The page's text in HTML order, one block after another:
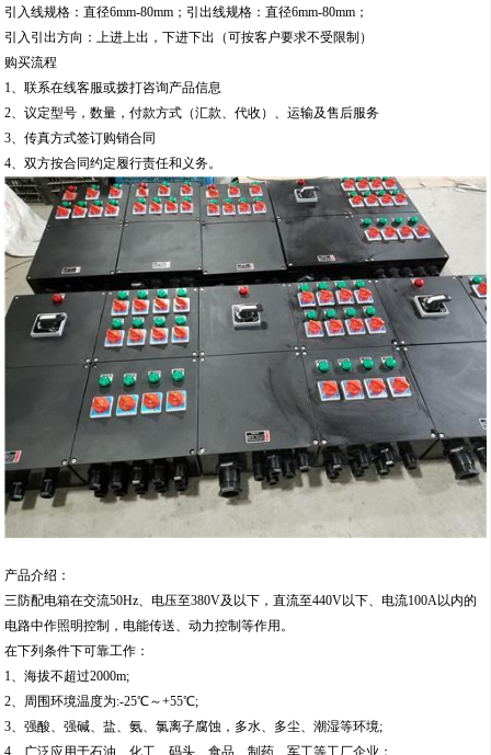
引入线规格：直径6mm-80mm；引出线规格：直径6mm-80mm；
引入引出方向：上进上出，下进下出（可按客户要求不受限制）
购买流程
1、联系在线客服或拨打咨询产品信息
2、议定型号，数量，付款方式（汇款、代收）、运输及售后服务
3、传真方式签订购销合同
4、双方按合同约定履行责任和义务。
产品介绍：
三防配电箱在交流50Hz、电压至380V及以下，直流至440V以下、电流100A以内的
电路中作照明控制，电能传送、动力控制等作用。
在下列条件下可靠工作：
1、海拔不超过2000m;
2、周围环境温度为:-25℃～+55℃;
3、强酸、强碱、盐、氨、氯离子腐蚀，多水、多尘、潮湿等环境;
4、广泛应用于石油、化工、码头、食品、制药、军工等工厂企业；